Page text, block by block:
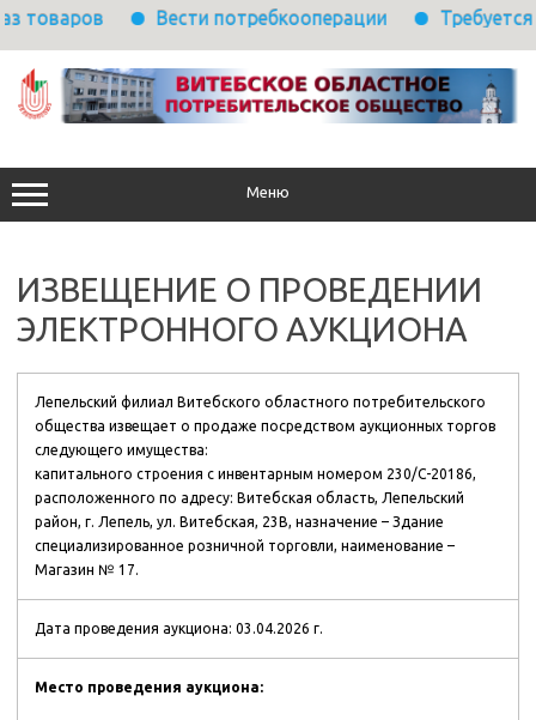
Вести потребкооперации Требуется
содержимому
Меню
ИЗВЕЩЕНИЕ О ПРОВЕДЕНИИ
ЭЛЕКТРОННОГО АУКЦИОНА
Лепельский филиал Витебского областного потребительского
общества извещает о продаже посредством аукционных торгов
следующего имущества:
капитального строения с инвентарным номером 230/С-20186,
расположенного по адресу: Витебская область, Лепельский
район, г. Лепель, ул. Витебская, 23В, назначение – Здание
специализированное розничной торговли, наименование –
Магазин № 17.
Дата проведения аукциона: 03.04.2026 г.
Место проведения аукциона: